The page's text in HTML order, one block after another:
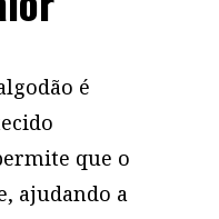
é
que o
ajudando a